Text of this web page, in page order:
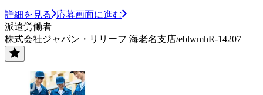
詳細を見る
応募画面に進む
派遣労働者
株式会社ジャパン・リリーフ 海老名支店/eblwmhR-14207